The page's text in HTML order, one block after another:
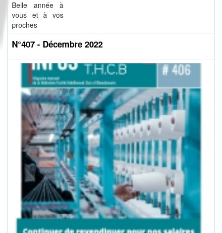
Belle année à
vous et à vos
proches
N°407 - Décembre 2022